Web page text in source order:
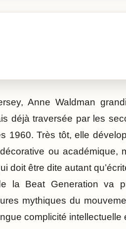
Anne Waldman
déjà traversée par les
1960. Très tôt, elle
ou académique,
doit être dite autant
la Beat Generation va
mythiques du
complicité intellectuelle